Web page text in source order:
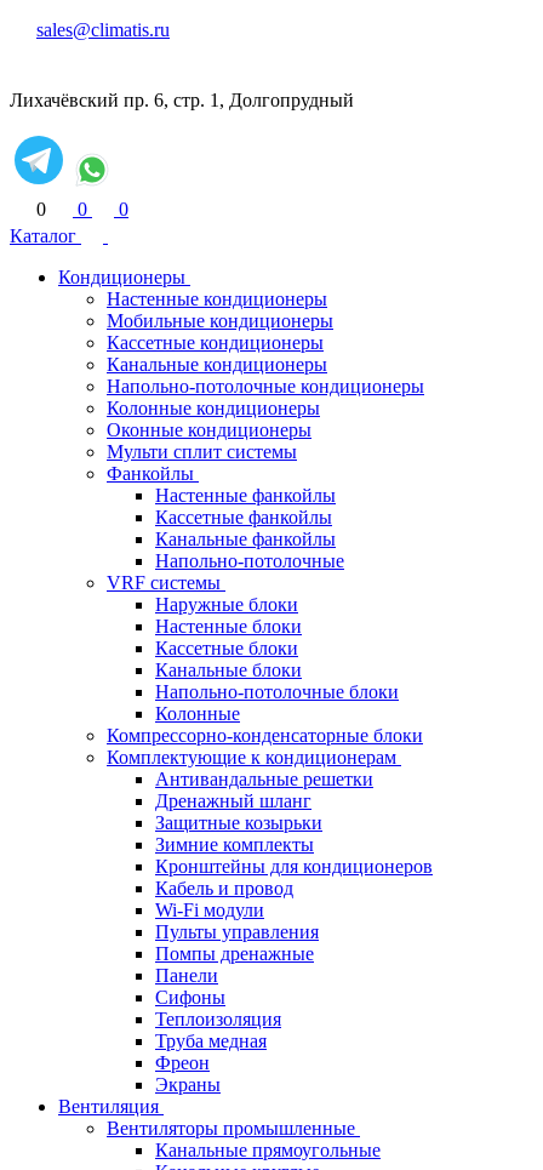
sales@climatis.ru
Лихачёвский пр. 6, стр. 1, Долгопрудный
0 0
0
Каталог
Кондиционеры
Настенные кондиционеры
Мобильные кондиционеры
Кассетные кондиционеры
Канальные кондиционеры
Напольно-потолочные кондиционеры
Колонные кондиционеры
Оконные кондиционеры
Мульти сплит системы
Фанкойлы
Настенные фанкойлы
Кассетные фанкойлы
Канальные фанкойлы
Напольно-потолочные
VRF системы
Наружные блоки
Настенные блоки
Кассетные блоки
Канальные блоки
Напольно-потолочные блоки
Колонные
Компрессорно-конденсаторные блоки
Комплектующие к кондиционерам
Антивандальные решетки
Дренажный шланг
Защитные козырьки
Зимние комплекты
Кронштейны для кондиционеров
Кабель и провод
Wi-Fi модули
Пульты управления
Помпы дренажные
Панели
Сифоны
Теплоизоляция
Труба медная
Фреон
Экраны
Вентиляция
Вентиляторы промышленные
Канальные прямоугольные